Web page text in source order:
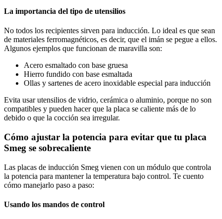
La importancia del tipo de utensilios
No todos los recipientes sirven para inducción. Lo ideal es que sean
de materiales ferromagnéticos, es decir, que el imán se pegue a ellos.
Algunos ejemplos que funcionan de maravilla son:
Acero esmaltado con base gruesa
Hierro fundido con base esmaltada
Ollas y sartenes de acero inoxidable especial para inducción
Evita usar utensilios de vidrio, cerámica o aluminio, porque no son
compatibles y pueden hacer que la placa se caliente más de lo
debido o que la cocción sea irregular.
Cómo ajustar la potencia para evitar que tu placa
Smeg se sobrecaliente
Las placas de inducción Smeg vienen con un módulo que controla
la potencia para mantener la temperatura bajo control. Te cuento
cómo manejarlo paso a paso:
Usando los mandos de control